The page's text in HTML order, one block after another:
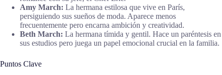
Amy March: La hermana estilosa que vive en París,
persiguiendo sus sueños de moda. Aparece menos
frecuentemente pero encarna ambición y creatividad.
Beth March: La hermana tímida y gentil. Hace un paréntesis en
sus estudios pero juega un papel emocional crucial en la familia.
Puntos Clave